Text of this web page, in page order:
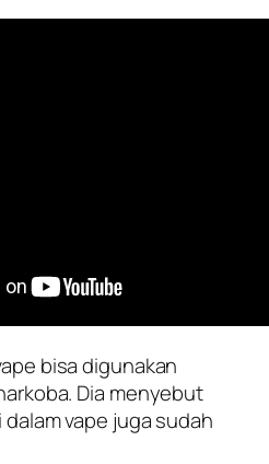
bisa digunakan
Dia menyebut
vape juga sudah